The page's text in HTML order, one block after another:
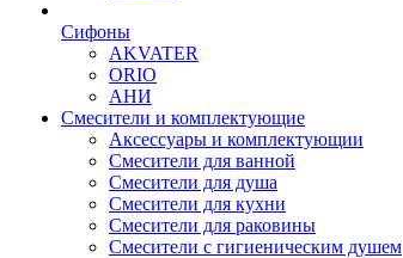
Сифоны
AKVATER
ORIO
АНИ
Смесители и комплектующие
Аксессуары и комплектующии
Смесители для ванной
Смесители для душа
Смесители для кухни
Смесители для раковины
Смесители с гигиеническим душем